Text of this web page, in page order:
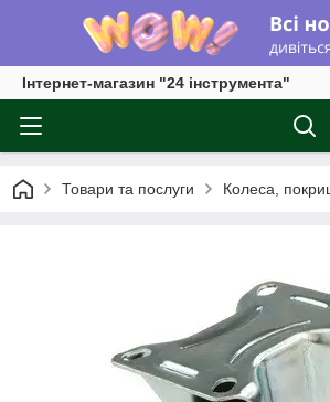
Інтернет-магазин "24 інструмента"
Товари та послуги Колеса,